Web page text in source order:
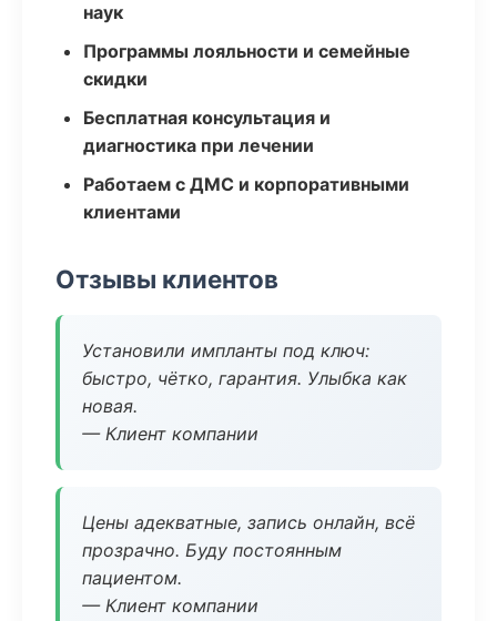
наук
Программы лояльности и семейные
скидки
Бесплатная консультация и
диагностика при лечении
Работаем с ДМС и корпоративными
клиентами
Отзывы клиентов
Установили импланты под ключ:
быстро, чётко, гарантия. Улыбка как
новая.
— Клиент компании
Цены адекватные, запись онлайн, всё
прозрачно. Буду постоянным
пациентом.
— Клиент компании